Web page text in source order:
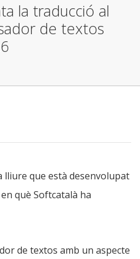
la traducció al
de textos
lliure que està desenvolupat
què Softcatalà ha
de textos amb un aspecte